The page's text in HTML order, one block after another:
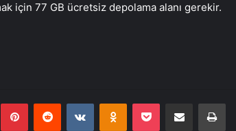
için 77 GB ücretsiz depolama alanı gerekir.
PinterestReddit VKontakteOdnoklassniki
Pocket E-Posta ile paylaş